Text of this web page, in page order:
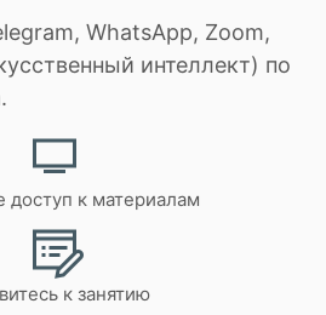
WhatsApp, Zoom,
интеллект) по
доступ к материалам
к занятию